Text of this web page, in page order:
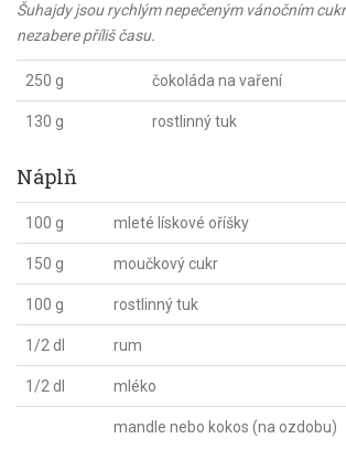
Šuhajdy jsou rychlým nepečeným vánočním
nezabere příliš času.
250 g čokoláda na vaření
130 g rostlinný tuk
Náplň
100 g mleté lískové oříšky
150 g moučkový cukr
100 g rostlinný tuk
1/2 dl rum
1/2 dl mléko
mandle nebo kokos (na ozdobu)